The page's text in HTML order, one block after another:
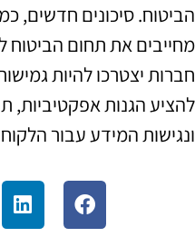
הביטוח. סיכונים חדשים,
מחייבים את תחום
חברות יצטרכו להיות
להציע הגנות אפקטיביות,
ונגישות המידע עבור